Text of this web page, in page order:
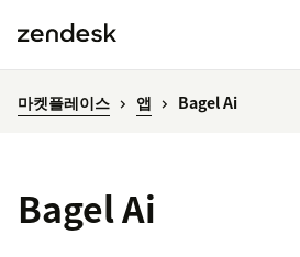
마켓플레이스 앱 Bagel Ai
Bagel Ai